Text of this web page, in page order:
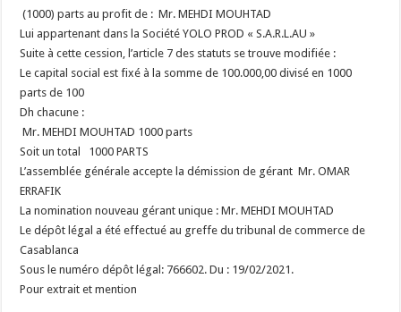
(1000) parts au profit de : Mr. MEHDI MOUHTAD
Lui appartenant dans la Société YOLO PROD « S.A.R.L.AU »
Suite à cette cession, l’article 7 des statuts se trouve modifiée :
Le capital social est fixé à la somme de 100.000,00 divisé en 1000
parts de 100
Dh chacune :
Mr. MEHDI MOUHTAD 1000 parts
Soit un total 1000 PARTS
L’assemblée générale accepte la démission de gérant Mr. OMAR
ERRAFIK
La nomination nouveau gérant unique : Mr. MEHDI MOUHTAD
Le dépôt légal a été effectué au greffe du tribunal de commerce de
Casablanca
Sous le numéro dépôt légal: 766602. Du : 19/02/2021.
Pour extrait et mention